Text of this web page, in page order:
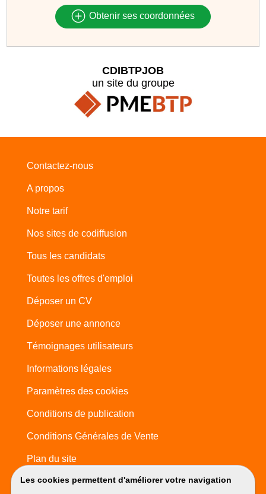
Obtenir ses coordonnées
Les cookies permettent d'améliorer votre navigation
CDIBTPJOB
un site du groupe
Contactez-nous
A propos
Notre tarif
Nos sites de codiffusion
Tous les candidats
Toutes les offres d'emploi
Déposer un CV
Déposer une annonce
Témoignages utilisateurs
Informations légales
Paramètres des cookies
Conditions de publication
Conditions Générales de Vente
Plan du site